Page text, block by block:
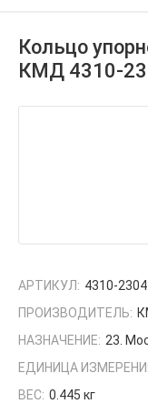
Кольцо
КМД 4310-
АРТИКУЛ: 4310-
ПРОИЗВОДИТЕЛЬ:
НАЗНАЧЕНИЕ: 23.
ЕДИНИЦА
ВЕС: 0.445 кг